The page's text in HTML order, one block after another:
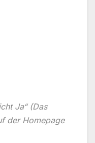
Ja“ (Das
der Homepage